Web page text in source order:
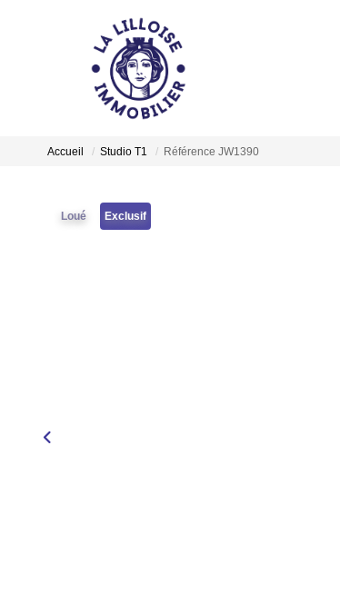
Accueil Studio T1 Référence JW1390
Loué Exclusif